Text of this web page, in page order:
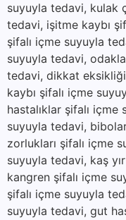
suyuyla tedavi, kulak
tedavi, işitme kaybı
şifalı içme suyuyla
suyuyla tedavi,
tedavi, dikkat
kaybı şifalı içme
hastalıklar şifalı
suyuyla tedavi,
zorlukları şifalı içme
suyuyla tedavi, kaş
kangren şifalı içme
şifalı içme suyuyla
suyuyla tedavi, gut